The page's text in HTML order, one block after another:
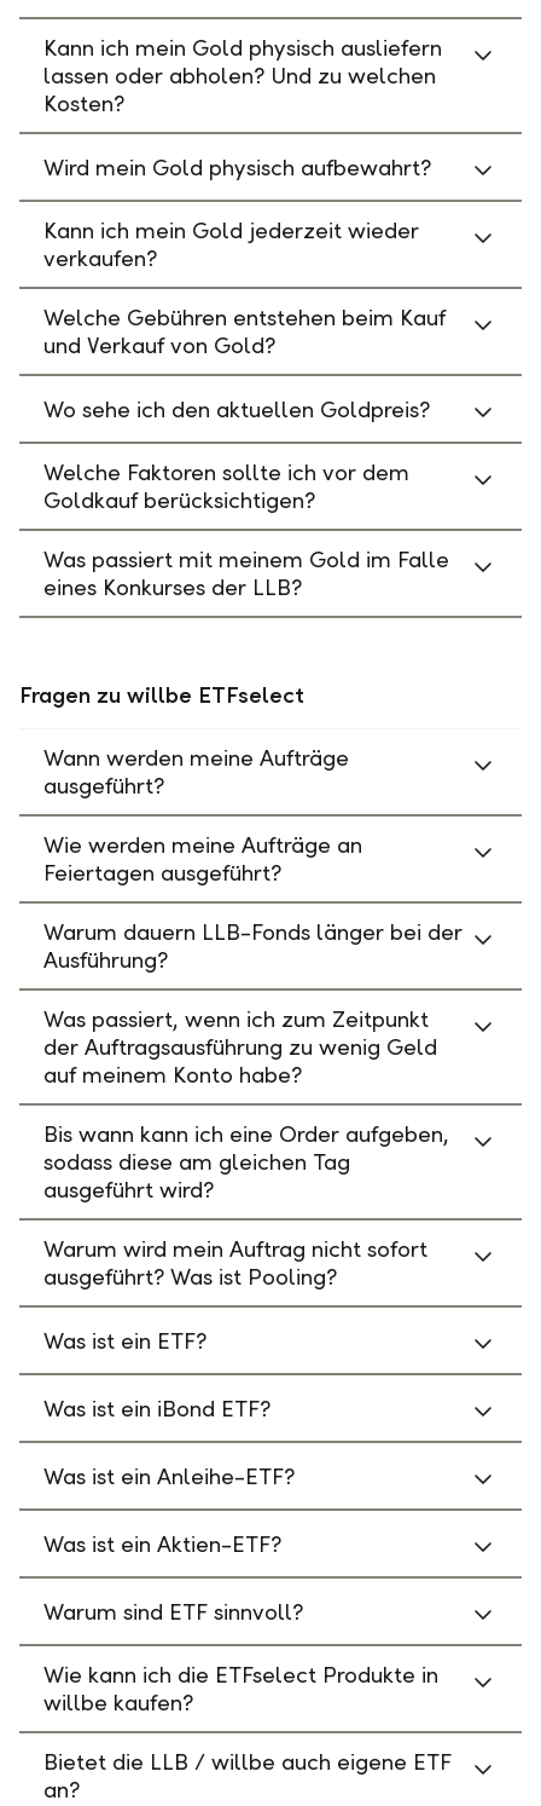
Kann ich mein Gold physisch ausliefern
lassen oder abholen? Und zu welchen
Kosten?
Wird mein Gold physisch aufbewahrt?
Kann ich mein Gold jederzeit wieder
verkaufen?
Welche Gebühren entstehen beim Kauf
und Verkauf von Gold?
Wo sehe ich den aktuellen Goldpreis?
Welche Faktoren sollte ich vor dem
Goldkauf berücksichtigen?
Was passiert mit meinem Gold im Falle
eines Konkurses der LLB?
Fragen zu willbe ETFselect
Wann werden meine Aufträge
ausgeführt?
Wie werden meine Aufträge an
Feiertagen ausgeführt?
Warum dauern LLB-Fonds länger bei der
Ausführung?
Was passiert, wenn ich zum Zeitpunkt
der Auftragsausführung zu wenig Geld
auf meinem Konto habe?
Bis wann kann ich eine Order aufgeben,
sodass diese am gleichen Tag
ausgeführt wird?
Warum wird mein Auftrag nicht sofort
ausgeführt? Was ist Pooling?
Was ist ein ETF?
Was ist ein iBond ETF?
Was ist ein Anleihe-ETF?
Was ist ein Aktien-ETF?
Warum sind ETF sinnvoll?
Wie kann ich die ETFselect Produkte in
willbe kaufen?
Bietet die LLB / willbe auch eigene ETF
an?